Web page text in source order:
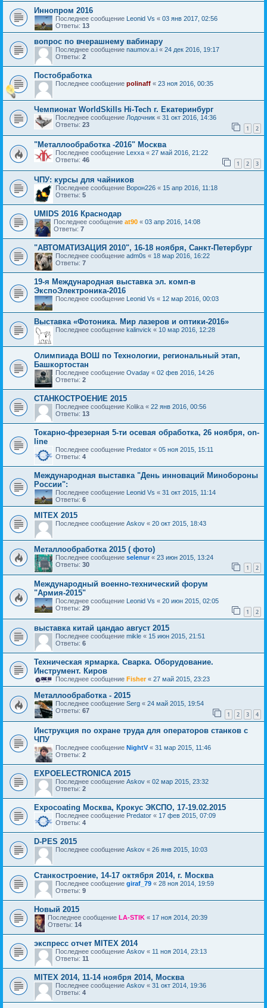
Иннопром 2016
Последнее сообщение Leonid Vs « 03 янв 2017, 02:56
Ответы: 13
вопрос по вчерашнему вабинару
Последнее сообщение naumov.a.i « 24 дек 2016, 19:17
Ответы: 2
Постобработка
Последнее сообщение polinaff « 23 ноя 2016, 00:35
Чемпионат WorldSkills Hi-Tech г. Екатеринбург
Последнее сообщение Лодочник « 31 окт 2016, 14:36
Ответы: 23 1 2
"Металлообработка -2016" Москва
Последнее сообщение Lexxa « 27 май 2016, 21:22
Ответы: 46 1 2 3
ЧПУ: курсы для чайников
Последнее сообщение Ворон226 « 15 апр 2016, 11:18
Ответы: 5
UMIDS 2016 Краснодар
Последнее сообщение at90 « 03 апр 2016, 14:08
Ответы: 7
"АВТОМАТИЗАЦИЯ 2010", 16-18 ноября, Санкт-Петербург
Последнее сообщение adm0s « 18 мар 2016, 16:22
Ответы: 7
19-я Международная выставка эл. комп-в
ЭкспоЭлектроника-2016
Последнее сообщение Leonid Vs « 12 мар 2016, 00:03
Выставка «Фотоника. Мир лазеров и оптики-2016»
Последнее сообщение kalinvick « 10 мар 2016, 12:28
Олимпиада ВОШ по Технологии, региональный этап,
Башкортостан
Последнее сообщение Ovaday « 02 фев 2016, 14:26
Ответы: 2
СТАНКОСТРОЕНИЕ 2015
Последнее сообщение Kolika « 22 янв 2016, 00:56
Ответы: 13
Токарно-фрезерная 5-ти осевая обработка, 26 ноября, on-
line
Последнее сообщение Predator « 05 ноя 2015, 15:11
Ответы: 4
Международная выставка "День инноваций Минобороны
России":
Последнее сообщение Leonid Vs « 31 окт 2015, 11:14
Ответы: 6
MITEX 2015
Последнее сообщение Askov « 20 окт 2015, 18:43
Металлообработка 2015 ( фото)
Последнее сообщение selenur « 23 июн 2015, 13:24
Ответы: 30 1 2
Международный военно-технический форум
"Армия-2015"
Последнее сообщение Leonid Vs « 20 июн 2015, 02:05
Ответы: 29 1 2
выставка китай цандао август 2015
Последнее сообщение mikle « 15 июн 2015, 21:51
Ответы: 6
Техническая ярмарка. Сварка. Оборудование.
Инструмент. Киров
Последнее сообщение Fisher« 27 май 2015, 23:23
Металлообработка - 2015
Последнее сообщение Serg « 24 май 2015, 19:54
Ответы: 67 1 2 3 4
Инструкция по охране труда для операторов станков с
ЧПУ
Последнее сообщение NightV« 31 мар 2015, 11:46
Ответы: 2
EXPOELECTRONICA 2015
Последнее сообщение Askov « 02 мар 2015, 23:32
Ответы: 2
Expocoating Москва, Крокус ЭКСПО, 17-19.02.2015
Последнее сообщение Predator « 17 фев 2015, 07:09
Ответы: 4
D-PES 2015
Последнее сообщение Askov « 26 янв 2015, 10:03
Станкостроение, 14-17 октября 2014, г. Москва
Последнее сообщение giraf_79 « 28 ноя 2014, 19:59
Ответы: 9
Новый 2015
Последнее сообщение LA-STIK « 17 ноя 2014, 20:39
Ответы: 14
экспресс отчет MITEX 2014
Последнее сообщение Askov « 11 ноя 2014, 23:13
Ответы: 11
MITEX 2014, 11-14 ноября 2014, Москва
Последнее сообщение Askov « 31 окт 2014, 19:36
Ответы: 4